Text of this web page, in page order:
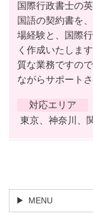
国際行政書士の
国語の契約書を
場経験と、国際
く作成いたしま
質な業務ですの
ながらサポート
対応エリア
東京、神奈川、
MENU